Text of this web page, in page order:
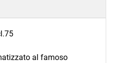
al famoso